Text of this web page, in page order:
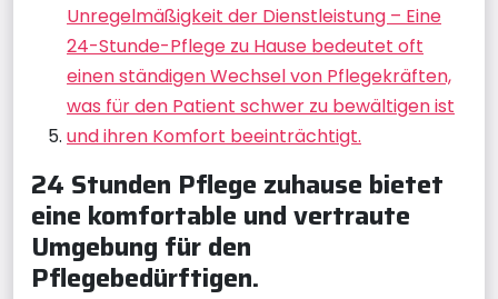
Unregelmäßigkeit der Dienstleistung – Eine
24-Stunde-Pflege zu Hause bedeutet oft
einen ständigen Wechsel von Pflegekräften,
was für den Patient schwer zu bewältigen ist
und ihren Komfort beeinträchtigt.
24 Stunden Pflege zuhause bietet
eine komfortable und vertraute
Umgebung für den
Pflegebedürftigen.